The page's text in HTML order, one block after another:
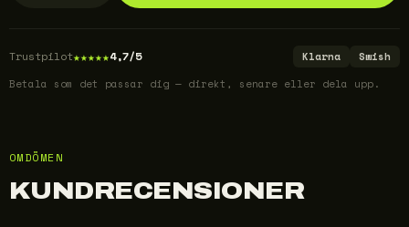
Trustpilot★★★★★4,7/5 Klarna
Swish
Betala som det passar dig — direkt, senare eller dela upp.
OMDÖMEN
KUNDRECENSIONER